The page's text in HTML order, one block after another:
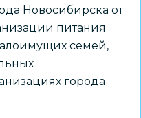
Новосибирска от
питания
семей,
города